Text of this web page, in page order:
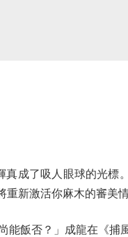
成了吸人眼球的光標
新激活你麻木的審美情
飯否？」成龍在《捕